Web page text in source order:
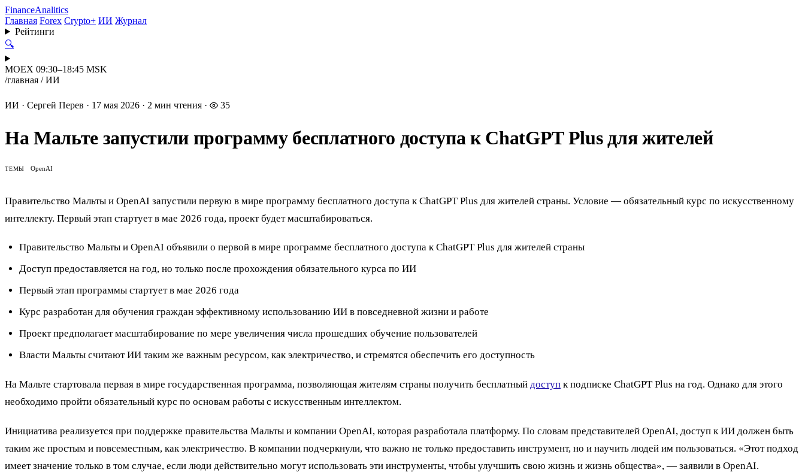
FinanceAnalitics
Главная Forex Crypto+ ИИ Журнал
Рейтинги
🔍
MOEX 09:30–18:45 MSK
/главная / ИИ
ИИ · Сергей Перев · 17 мая 2026 · 2 мин чтения · 35
На Мальте запустили программу бесплатного доступа к ChatGPT Plus для жителей
ТЕМЫ OpenAI
Правительство Мальты и OpenAI запустили первую в мире программу бесплатного доступа к ChatGPT Plus для жителей страны. Условие — обязательный курс по искусственному
интеллекту. Первый этап стартует в мае 2026 года, проект будет масштабироваться.
Правительство Мальты и OpenAI объявили о первой в мире программе бесплатного доступа к ChatGPT Plus для жителей страны
Доступ предоставляется на год, но только после прохождения обязательного курса по ИИ
Первый этап программы стартует в мае 2026 года
Курс разработан для обучения граждан эффективному использованию ИИ в повседневной жизни и работе
Проект предполагает масштабирование по мере увеличения числа прошедших обучение пользователей
Власти Мальты считают ИИ таким же важным ресурсом, как электричество, и стремятся обеспечить его доступность
На Мальте стартовала первая в мире государственная программа, позволяющая жителям страны получить бесплатный доступ к подписке ChatGPT Plus на год. Однако для этого
необходимо пройти обязательный курс по основам работы с искусственным интеллектом.
Инициатива реализуется при поддержке правительства Мальты и компании OpenAI, которая разработала платформу. По словам представителей OpenAI, доступ к ИИ должен быть
таким же простым и повсеместным, как электричество. В компании подчеркнули, что важно не только предоставить инструмент, но и научить людей им пользоваться. «Этот подход
имеет значение только в том случае, если люди действительно могут использовать эти инструменты, чтобы улучшить свою жизнь и жизнь общества», — заявили в OpenAI.